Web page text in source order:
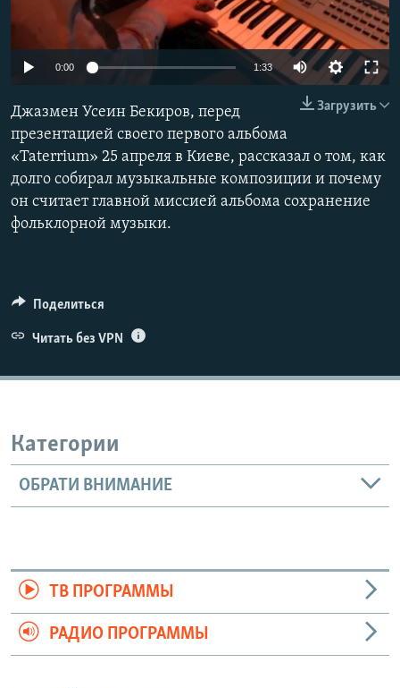
ПОБЕДИТЕЛЕЙ НЕ СУДЯТ?
КРЫМ.НЕПОКОРЕННЫЙ
УКРАИНСКАЯ ПРОБЛЕМА КРЫМА
ПРИСОЕДИНЯЙТЕСЬ!
Все сайты RFE/RL
0:00 1:33
Загрузить
Джазмен Усеин Бекиров, перед
презентацией своего первого альбома
«Taterrium» 25 апреля в Киеве, рассказал о том, как
долго собирал музыкальные композиции и почему
он считает главной миссией альбома сохранение
фольклорной музыки.
Поделиться
Читать без VPN
Категории
ОБРАТИ ВНИМАНИЕ
ТВ ПРОГРАММЫ
РАДИО ПРОГРАММЫ